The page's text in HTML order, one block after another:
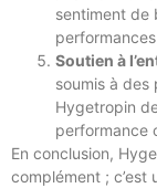
sentiment de
Soutien à
soumis à des
Hygetropin
performance
En conclusion,
complément ; c’est